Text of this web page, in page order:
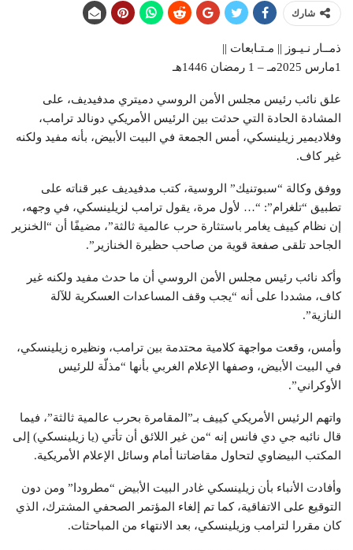
شارك
ذمــار نـيـوز || مـتـابعات ||
1مارس 2025مـ – 1 رمضان 1446هـ
علق نائب رئيس مجلس الأمن الروسي دميتري مدفيديف، على
المشادة الحادة التي حدثت بين الرئيس الأمريكي دونالد ترامب،
وفلاديمير زيلينسكي، أمس الجمعة في البيت الأبيض، بأنه مفيد ولكنه
غير كاف.
ووفق وكالة “سبوتنيك” الروسية، كتب مدفيديف عبر قناته على
تطبيق “تلغرام”: “… لأول مرة، يقول ترامب لزيلينسكي، في وجهه،
إن نظام كييف يغامر باستثارة حرب عالمية ثالثة”، مضيفًا أن “الخنزير
الجاحد تلقى صفعة قوية من صاحب حظيرة الخنازير”.
وأكد نائب رئيس مجلس الأمن الروسي أن ما حدث مفيد ولكنه غير
كاف، مشددا على أنه “يجب وقف المساعدات العسكرية للآلة
النازية”.
وأمس، وقعت مواجهة كلامية محتدمة بين ترامب، ونظيره زيلينسكي،
في البيت الأبيض، وصفها الإعلام الغربي بأنها “مذلّة للرئيس
الأوكراني”.
واتهم الرئيس الأمريكي كييف بـ”المقامرة بحرب عالمية ثالثة”، فيما
قال نائبه جي دي فانس إنه “من غير اللائق أن تأتي (يا زيلينسكي) إلى
المكتب البيضاوي لتحاول مقاضاتنا أمام وسائل الإعلام الأمريكية.
وأفادت الأنباء بأن زيلينسكي غادر البيت الأبيض “مطرودا” ومن دون
التوقيع على الاتفاقية، كما تم إلغاء المؤتمر الصحفي المشترك، الذي
كان مقررا لترامب وزيلينسكي، بعد الانتهاء من المباحثات.